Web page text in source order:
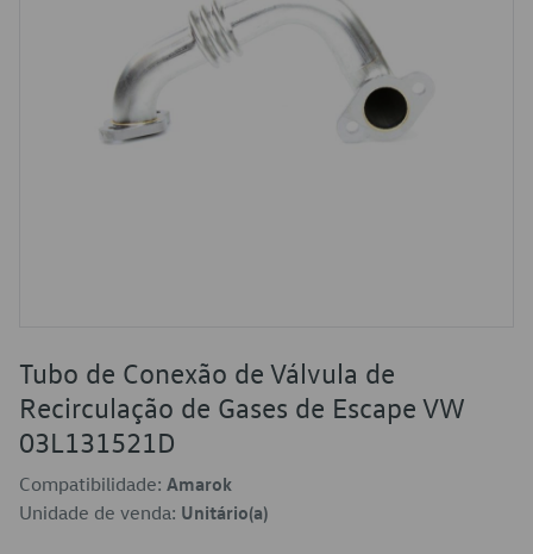
Tubo de Conexão de Válvula de
Recirculação de Gases de Escape VW
03L131521D
Compatibilidade: Amarok
Unidade de venda: Unitário(a)